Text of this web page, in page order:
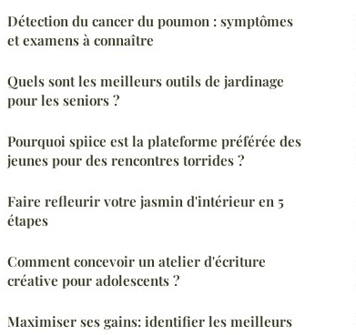
Détection du cancer du poumon : symptômes
et examens à connaître
Quels sont les meilleurs outils de jardinage
pour les seniors ?
Pourquoi spiice est la plateforme préférée des
jeunes pour des rencontres torrides ?
Faire refleurir votre jasmin d'intérieur en 5
étapes
Comment concevoir un atelier d'écriture
créative pour adolescents ?
Maximiser ses gains: identifier les meilleurs